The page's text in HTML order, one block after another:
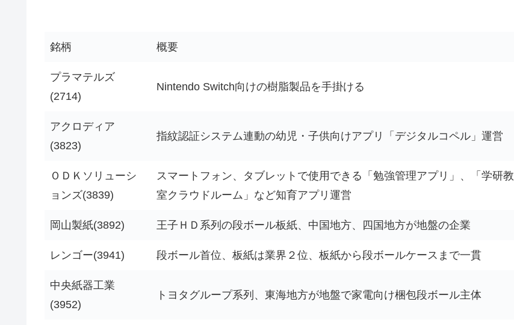
銘柄 概要
プラマテルズ
(2714)
Nintendo Switch向けの樹脂製品を手掛ける
アクロディア
(3823)
指紋認証システム連動の幼児・子供向けアプリ「デジタルコペル」運営
ＯＤＫソリューシ
ョンズ(3839)
スマートフォン、タブレットで使用できる「勉強管理アプリ」、「学研教
室クラウドルーム」など知育アプリ運営
岡山製紙(3892) 王子ＨＤ系列の段ボール板紙、中国地方、四国地方が地盤の企業
レンゴー(3941) 段ボール首位、板紙は業界２位、板紙から段ボールケースまで一貫
中央紙器工業
(3952)
トヨタグループ系列、東海地方が地盤で家電向け梱包段ボール主体